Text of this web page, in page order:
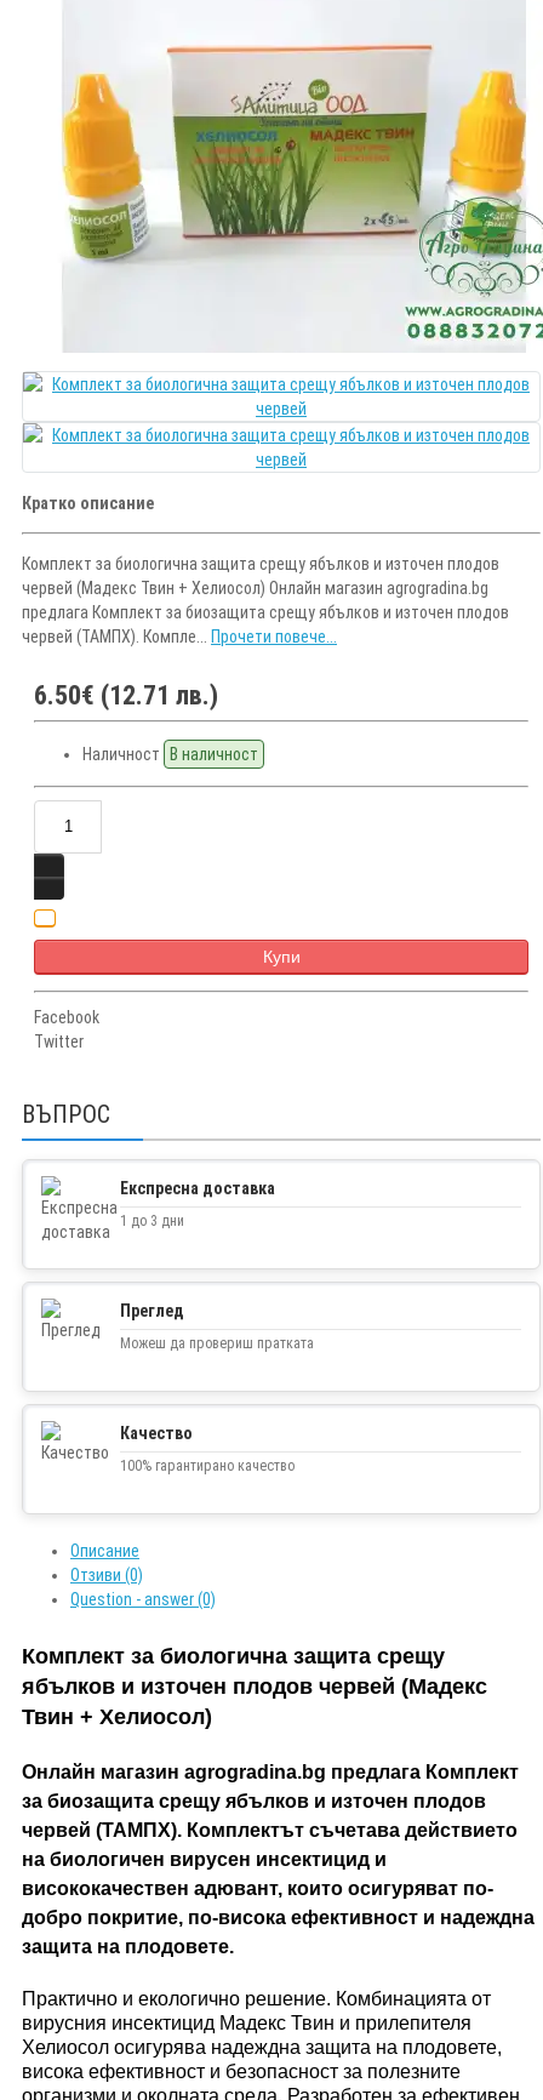
Кратко описание
Комплект за биологична защита срещу ябълков и източен плодов
червей (Мадекс Твин + Хелиосол) Онлайн магазин agrogradina.bg
предлага Комплект за биозащита срещу ябълков и източен плодов
червей (ТАМПХ). Компле... Прочети повече...
6.50€ (12.71 лв.)
Наличност В наличност
Купи
Facebook
Twitter
ВЪПРОС
Експресна доставка
1 до 3 дни
Преглед
Можеш да провериш пратката
Качество
100% гарантирано качество
Описание
Отзиви (0)
Question - answer (0)
Комплект за биологична защита срещу
ябълков и източен плодов червей (Мадекс
Твин + Хелиосол)
Онлайн магазин agrogradina.bg предлага Комплект
за биозащита срещу ябълков и източен плодов
червей (ТАМПХ). Комплектът съчетава действието
на биологичен вирусен инсектицид и
висококачествен адювант, които осигуряват по-
добро покритие, по-висока ефективност и надеждна
защита на плодовете.
Практично и екологично решение. Комбинацията от
вирусния инсектицид Мадекс Твин и прилепителя
Хелиосол осигурява надеждна защита на плодовете,
висока ефективност и безопасност за полезните
организми и околната среда. Разработен за ефективен